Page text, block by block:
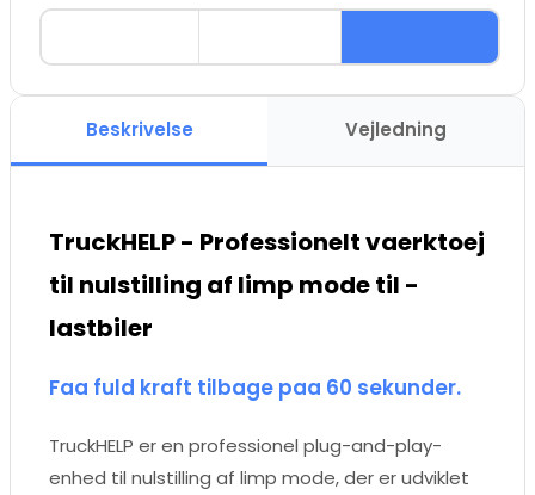
Beskrivelse Vejledning
TruckHELP - Professionelt vaerktoej
til nulstilling af limp mode til -
lastbiler
Faa fuld kraft tilbage paa 60 sekunder.
TruckHELP er en professionel plug-and-play-
enhed til nulstilling af limp mode, der er udviklet